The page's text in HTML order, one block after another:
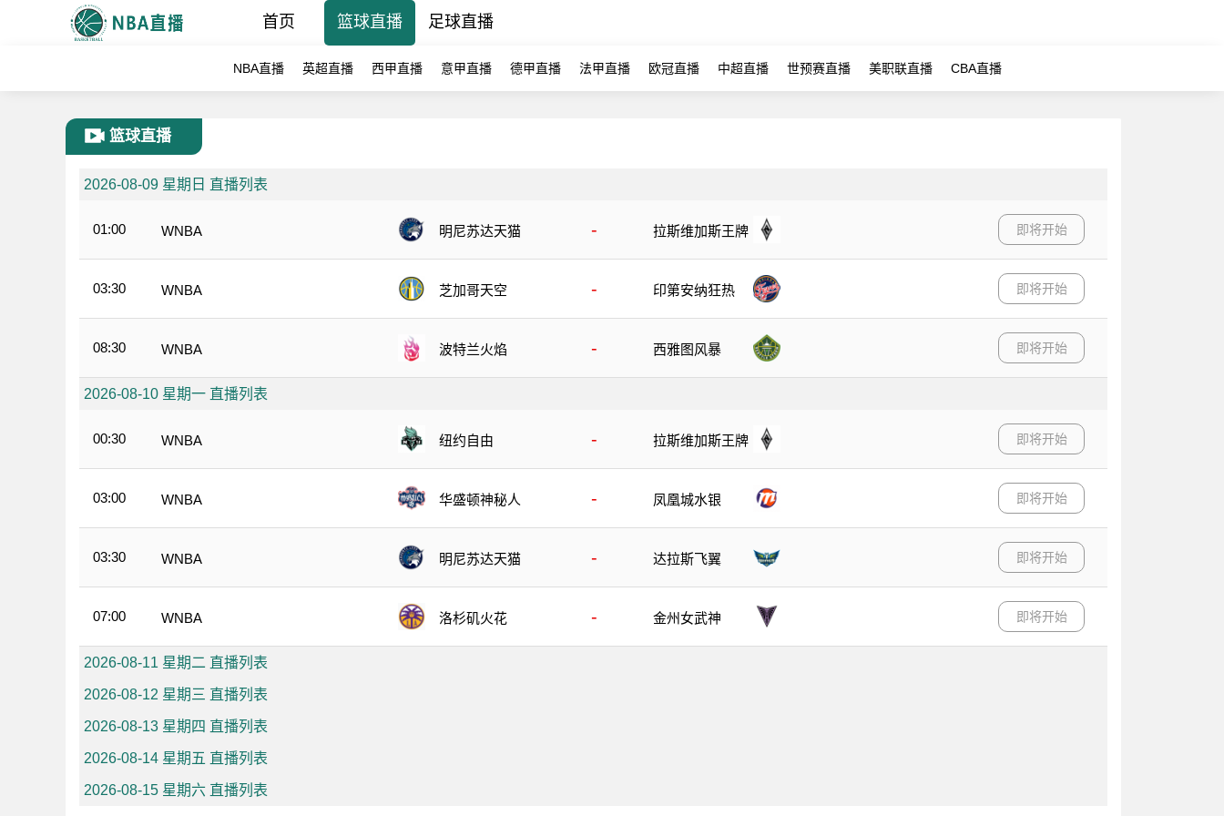
首页 篮球直播 足球直播
NBA直播 英超直播 西甲直播 意甲直播 德甲直播 法甲直播 欧冠直播 中超直播 世预赛直播 美职联直播 CBA直播
篮球直播
2026-08-09 星期日 直播列表
01:00 WNBA 明尼苏达天猫 - 拉斯维加斯王牌 即将开始
03:30 WNBA 芝加哥天空 - 印第安纳狂热 即将开始
08:30 WNBA 波特兰火焰 - 西雅图风暴 即将开始
2026-08-10 星期一 直播列表
00:30 WNBA 纽约自由 - 拉斯维加斯王牌 即将开始
03:00 WNBA 华盛顿神秘人 - 凤凰城水银 即将开始
03:30 WNBA 明尼苏达天猫 - 达拉斯飞翼 即将开始
07:00 WNBA 洛杉矶火花 - 金州女武神 即将开始
2026-08-11 星期二 直播列表
2026-08-12 星期三 直播列表
2026-08-13 星期四 直播列表
2026-08-14 星期五 直播列表
2026-08-15 星期六 直播列表